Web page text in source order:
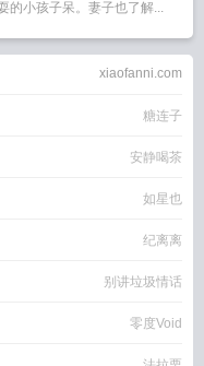
的小孩子呆。妻子也了解...
xiaofanni.com
糖连子
安静喝茶
如星也
纪离离
别讲垃圾情话
零度Void